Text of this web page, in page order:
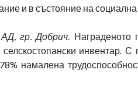
и в състояние на
гр. Добрич. Награденото
селскостопански инвентар.
намалена